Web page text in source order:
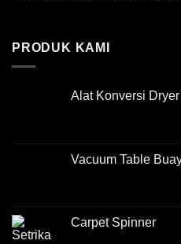
PRODUK KAMI
Alat Konversi
Vacuum Table
Carpet Spinner